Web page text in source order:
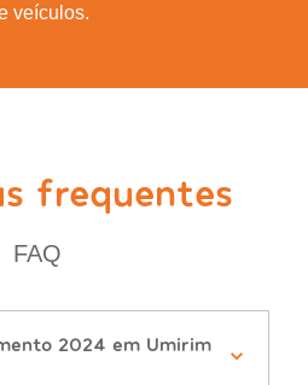
veículos.
frequentes
FAQ
2024 em Umirim